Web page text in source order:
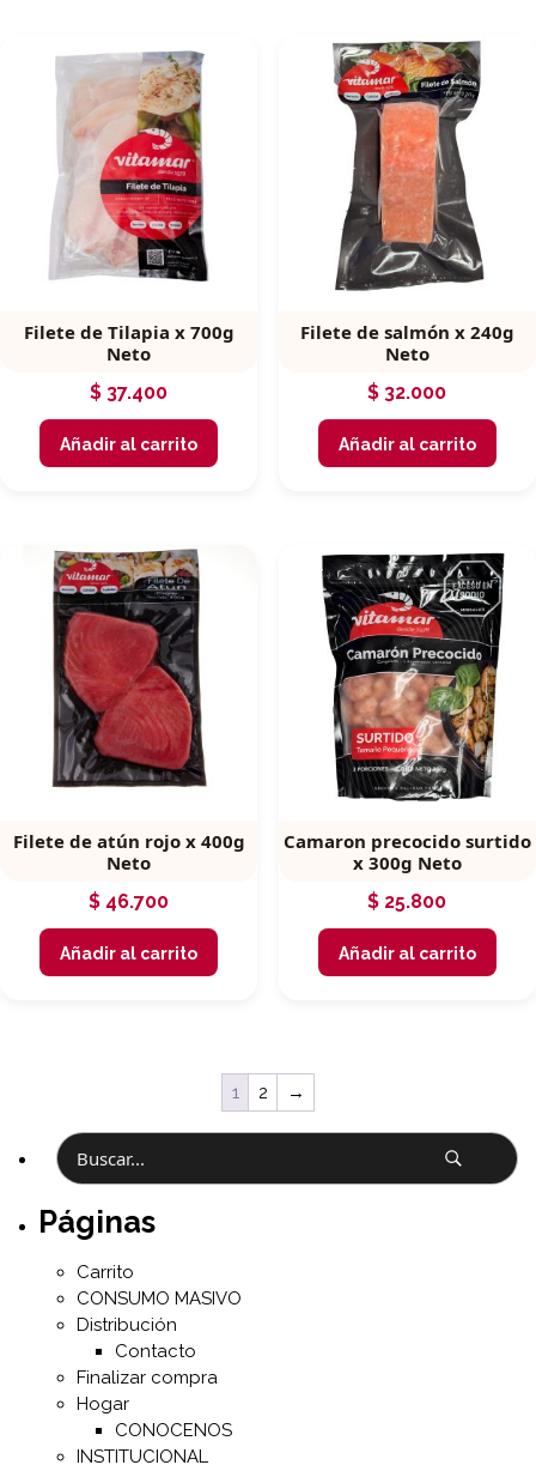
Filete de Tilapia x 700g
Neto
$ 37.400
Añadir al carrito
Filete de salmón x 240g
Neto
$ 32.000
Añadir al carrito
Filete de atún rojo x 400g
Neto
$ 46.700
Añadir al carrito
Camaron precocido surtido
x 300g Neto
$ 25.800
Añadir al carrito
1 2 →
Buscar
Páginas
Carrito
CONSUMO MASIVO
Distribución
Contacto
Finalizar compra
Hogar
CONOCENOS
INSTITUCIONAL